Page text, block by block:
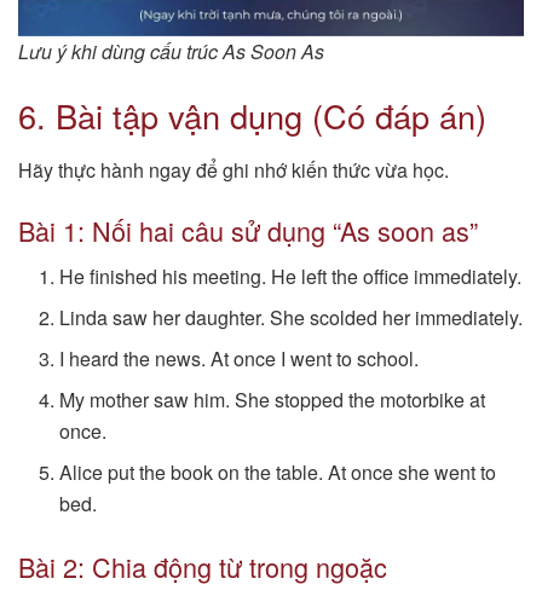
Lưu ý khi dùng cấu trúc As Soon As
6. Bài tập vận dụng (Có đáp án)
Hãy thực hành ngay để ghi nhớ kiến thức vừa học.
Bài 1: Nối hai câu sử dụng “As soon as”
He finished his meeting. He left the office immediately.
Linda saw her daughter. She scolded her immediately.
I heard the news. At once I went to school.
My mother saw him. She stopped the motorbike at
once.
Alice put the book on the table. At once she went to
bed.
Bài 2: Chia động từ trong ngoặc